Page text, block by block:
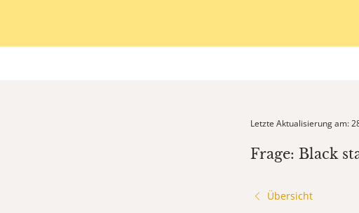
Letzte Aktualisierung am:
Frage: Black
Übersicht